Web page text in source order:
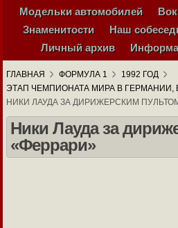
Модельки автомобилей
Знаменитости
Наш
Личный архив
ГЛАВНАЯ ФОРМУЛА 1
1992 ГОД
ЭТАП ЧЕМПИОНАТА МИРА В ГЕРМАНИИ,
НИКИ ЛАУДА ЗА ДИРИЖЕРСКИМ
Ники Лауда за
«Феррари»